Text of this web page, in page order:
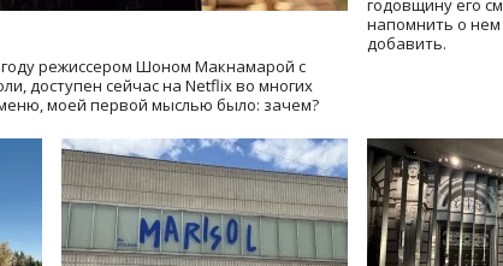
режиссером Шоном Макнамарой с
доступен сейчас на Netflix во многих
меню, моей первой мыслью было: зачем?
годовщину его
напомнить о нем
добавить.